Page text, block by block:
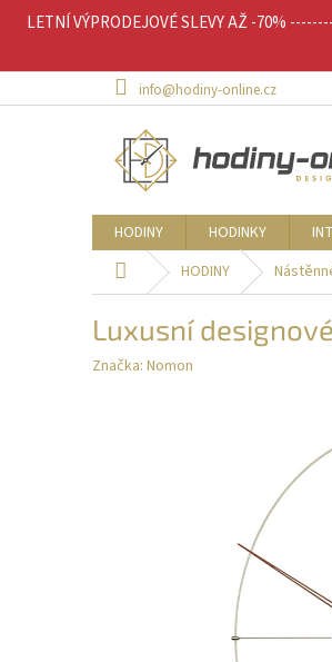
LETNÍ VÝPRODEJOVÉ SLEVY AŽ -70%
info@hodiny-online.cz
HODINY HODINKY
Domů HODINY
Luxusní
Značka: Nomon